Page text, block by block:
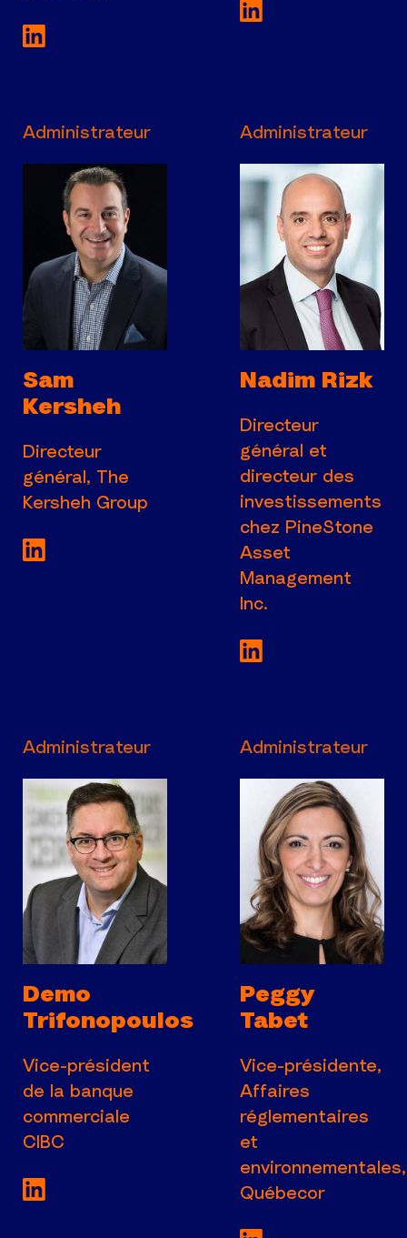
Administrateur
Sam
Kersheh
Directeur
général, The
Kersheh Group
Voir la page LinkedIn de Directeur
Administrateur
Nadim Rizk
Directeur
général et
directeur des
investissements
chez PineStone
Asset
Management
Inc.
Voir la page
Administrateur
Demo
Trifonopoulos
Vice-président
de la banque
commerciale
CIBC
Voir la page LinkedIn de Vice-président
Administrateur
Peggy
Tabet
Vice-présidente,
Affaires
réglementaires
et
environnementales,
Québecor